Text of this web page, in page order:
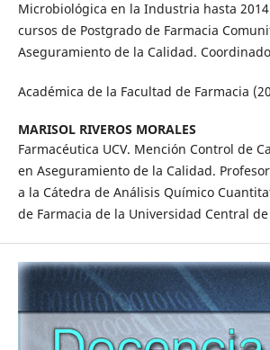
Microbiológica en la Industria hasta
cursos de Postgrado de Farmacia
Aseguramiento de la Calidad.
Académica de la Facultad de Farmacia
MARISOL RIVEROS MORALES
Farmacéutica UCV. Mención Control de
en Aseguramiento de la Calidad.
a la Cátedra de Análisis Químico
de Farmacia de la Universidad Central de